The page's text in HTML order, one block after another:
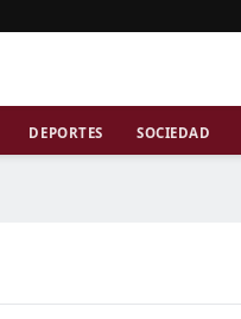
DEPORTES SOCIEDAD